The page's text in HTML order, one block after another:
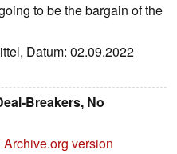
to be the bargain of the
Datum: 02.09.2022
Breakers, No
Archive.org version